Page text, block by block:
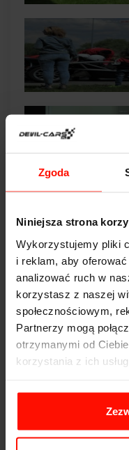
Zgoda
Niniejsza strona
Wykorzystujemy pliki
i reklam, aby
analizować ruch w
korzystasz z naszej
społecznościowym,
Partnerzy mogą
otrzymanymi od
korzystania z ich usług.